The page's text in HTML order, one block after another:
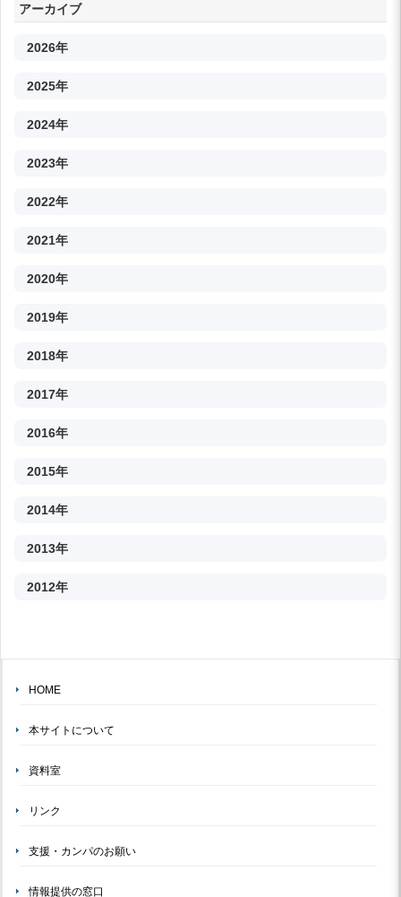
アーカイブ
2026年
2025年
2024年
2023年
2022年
2021年
2020年
2019年
2018年
2017年
2016年
2015年
2014年
2013年
2012年
HOME
本サイトについて
資料室
リンク
支援・カンパのお願い
情報提供の窓口